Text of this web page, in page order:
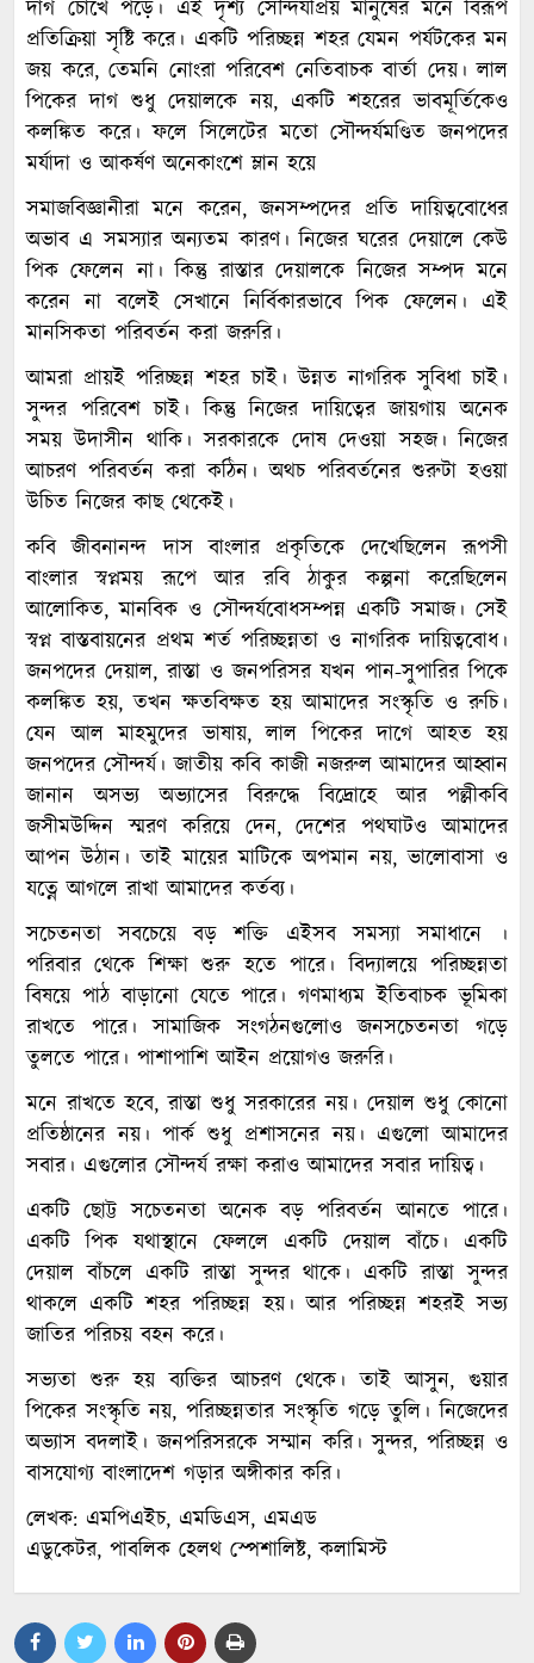
দাগ চোখে পড়ে। এই দৃশ্য সৌন্দর্যপ্রিয় মানুষের মনে বিরূপ
প্রতিক্রিয়া সৃষ্টি করে। একটি পরিচ্ছন্ন শহর যেমন পর্যটকের মন
জয় করে, তেমনি নোংরা পরিবেশ নেতিবাচক বার্তা দেয়। লাল
পিকের দাগ শুধু দেয়ালকে নয়, একটি শহরের ভাবমূর্তিকেও
কলঙ্কিত করে। ফলে সিলেটের মতো সৌন্দর্যমণ্ডিত জনপদের
মর্যাদা ও আকর্ষণ অনেকাংশে ম্লান হয়ে
সমাজবিজ্ঞানীরা মনে করেন, জনসম্পদের প্রতি দায়িত্ববোধের
অভাব এ সমস্যার অন্যতম কারণ। নিজের ঘরের দেয়ালে কেউ
পিক ফেলেন না। কিন্তু রাস্তার দেয়ালকে নিজের সম্পদ মনে
করেন না বলেই সেখানে নির্বিকারভাবে পিক ফেলেন। এই
মানসিকতা পরিবর্তন করা জরুরি।
আমরা প্রায়ই পরিচ্ছন্ন শহর চাই। উন্নত নাগরিক সুবিধা চাই।
সুন্দর পরিবেশ চাই। কিন্তু নিজের দায়িত্বের জায়গায় অনেক
সময় উদাসীন থাকি। সরকারকে দোষ দেওয়া সহজ। নিজের
আচরণ পরিবর্তন করা কঠিন। অথচ পরিবর্তনের শুরুটা হওয়া
উচিত নিজের কাছ থেকেই।
কবি জীবনানন্দ দাস বাংলার প্রকৃতিকে দেখেছিলেন রূপসী
বাংলার স্বপ্নময় রূপে আর রবি ঠাকুর কল্পনা করেছিলেন
আলোকিত, মানবিক ও সৌন্দর্যবোধসম্পন্ন একটি সমাজ। সেই
স্বপ্ন বাস্তবায়নের প্রথম শর্ত পরিচ্ছন্নতা ও নাগরিক দায়িত্ববোধ।
জনপদের দেয়াল, রাস্তা ও জনপরিসর যখন পান-সুপারির পিকে
কলঙ্কিত হয়, তখন ক্ষতবিক্ষত হয় আমাদের সংস্কৃতি ও রুচি।
যেন আল মাহমুদের ভাষায়, লাল পিকের দাগে আহত হয়
জনপদের সৌন্দর্য। জাতীয় কবি কাজী নজরুল আমাদের আহ্বান
জানান অসভ্য অভ্যাসের বিরুদ্ধে বিদ্রোহে আর পল্লীকবি
জসীমউদ্দিন স্মরণ করিয়ে দেন, দেশের পথঘাটও আমাদের
আপন উঠান। তাই মায়ের মাটিকে অপমান নয়, ভালোবাসা ও
যত্নে আগলে রাখা আমাদের কর্তব্য।
সচেতনতা সবচেয়ে বড় শক্তি এইসব সমস্যা সমাধানে ।
পরিবার থেকে শিক্ষা শুরু হতে পারে। বিদ্যালয়ে পরিচ্ছন্নতা
বিষয়ে পাঠ বাড়ানো যেতে পারে। গণমাধ্যম ইতিবাচক ভূমিকা
রাখতে পারে। সামাজিক সংগঠনগুলোও জনসচেতনতা গড়ে
তুলতে পারে। পাশাপাশি আইন প্রয়োগও জরুরি।
মনে রাখতে হবে, রাস্তা শুধু সরকারের নয়। দেয়াল শুধু কোনো
প্রতিষ্ঠানের নয়। পার্ক শুধু প্রশাসনের নয়। এগুলো আমাদের
সবার। এগুলোর সৌন্দর্য রক্ষা করাও আমাদের সবার দায়িত্ব।
একটি ছোট্ট সচেতনতা অনেক বড় পরিবর্তন আনতে পারে।
একটি পিক যথাস্থানে ফেললে একটি দেয়াল বাঁচে। একটি
দেয়াল বাঁচলে একটি রাস্তা সুন্দর থাকে। একটি রাস্তা সুন্দর
থাকলে একটি শহর পরিচ্ছন্ন হয়। আর পরিচ্ছন্ন শহরই সভ্য
জাতির পরিচয় বহন করে।
সভ্যতা শুরু হয় ব্যক্তির আচরণ থেকে। তাই আসুন, গুয়ার
পিকের সংস্কৃতি নয়, পরিচ্ছন্নতার সংস্কৃতি গড়ে তুলি। নিজেদের
অভ্যাস বদলাই। জনপরিসরকে সম্মান করি। সুন্দর, পরিচ্ছন্ন ও
বাসযোগ্য বাংলাদেশ গড়ার অঙ্গীকার করি।
লেখক: এমপিএইচ, এমডিএস, এমএড
এডুকেটর, পাবলিক হেলথ স্পেশালিষ্ট, কলামিস্ট